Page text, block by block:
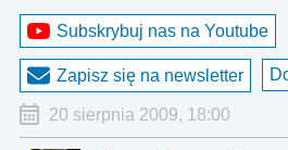
Subskrybuj nas na Youtube
Zapisz się na newsletter
20 sierpnia 2009, 18:00